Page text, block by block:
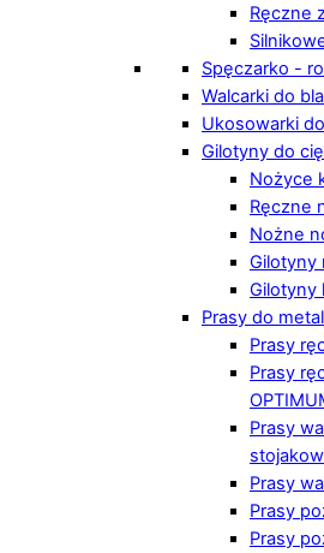
Ręczne
Spęczarko -
Walcarki do
Ukosowarki
Gilotyny do
Nożyce
Ręczne
Nożne
Gilotyny
Gilotyny
Prasy do
Prasy
Prasy
Prasy
Prasy
Prasy
Prasy